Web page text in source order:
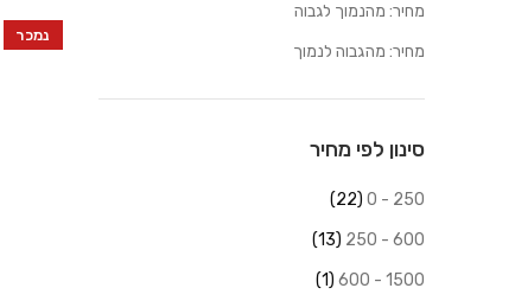
מחיר: מהנמוך לגבוה
מחיר: מהגבוה לנמוך
סינון לפי מחיר
250 - 0
(22)
600 - 250
(13)
1500 - 600
(1)
נמכר